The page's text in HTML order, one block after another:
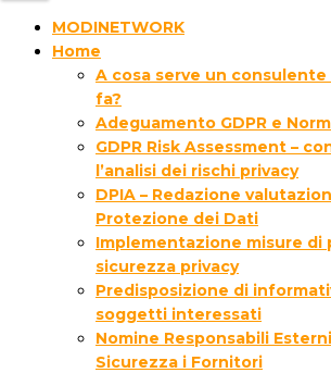
MODINETWORK
Home
A cosa serve un consulente
fa?
Adeguamento GDPR e
GDPR Risk Assessment –
l’analisi dei rischi privacy
DPIA – Redazione
Protezione dei Dati
Implementazione misure di
sicurezza privacy
Predisposizione di
soggetti interessati
Nomine Responsabili
Sicurezza i Fornitori